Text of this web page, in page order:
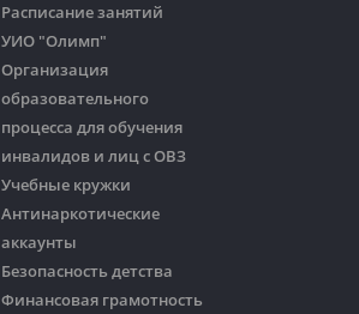
Расписание занятий
УИО "Олимп"
Организация
образовательного
процесса для обучения
инвалидов и лиц с ОВЗ
Учебные кружки
Антинаркотические
аккаунты
Безопасность детства
Финансовая грамотность